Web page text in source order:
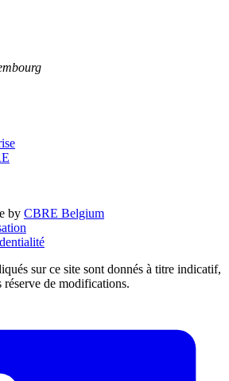
by CBRE Belgium
sur ce site sont donnés à titre indicatif,
réserve de modifications.